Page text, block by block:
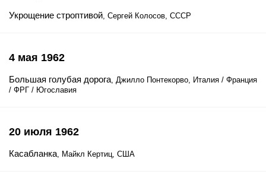
Укрощение строптивой, Сергей Колосов, СССР
4 мая 1962
Большая голубая дорога, Джилло Понтекорво, Италия / Франция
/ ФРГ / Югославия
20 июля 1962
Касабланка, Майкл Кертиц, США